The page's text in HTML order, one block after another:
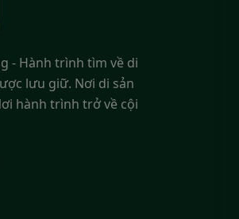
- Hành trình tìm về di
lưu giữ. Nơi di sản
hành trình trở về cội